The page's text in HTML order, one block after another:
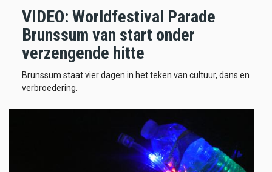
VIDEO: Worldfestival Parade
Brunssum van start onder
verzengende hitte
Brunssum staat vier dagen in het teken van cultuur, dans en
verbroedering.